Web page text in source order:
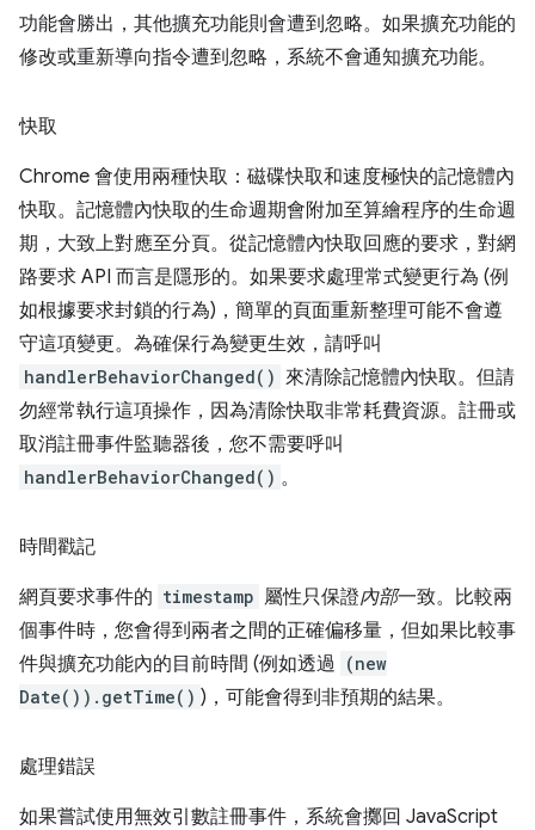
功能會勝出，其他擴充功能則會遭到忽略。如果擴充功能的
修改或重新導向指令遭到忽略，系統不會通知擴充功能。
快取
Chrome 會使用兩種快取：磁碟快取和速度極快的記憶體內
快取。記憶體內快取的生命週期會附加至算繪程序的生命週
期，大致上對應至分頁。從記憶體內快取回應的要求，對網
路要求 API 而言是隱形的。如果要求處理常式變更行為 (例
如根據要求封鎖的行為)，簡單的頁面重新整理可能不會遵
守這項變更。為確保行為變更生效，請呼叫
handlerBehaviorChanged() 來清除記憶體內快取。但請
勿經常執行這項操作，因為清除快取非常耗費資源。註冊或
取消註冊事件監聽器後，您不需要呼叫
handlerBehaviorChanged() 。
時間戳記
網頁要求事件的 timestamp 屬性只保證內部一致。比較兩
個事件時，您會得到兩者之間的正確偏移量，但如果比較事
件與擴充功能內的目前時間 (例如透過 (new
Date()).getTime() )，可能會得到非預期的結果。
處理錯誤
如果嘗試使用無效引數註冊事件，系統會擲回 JavaScript